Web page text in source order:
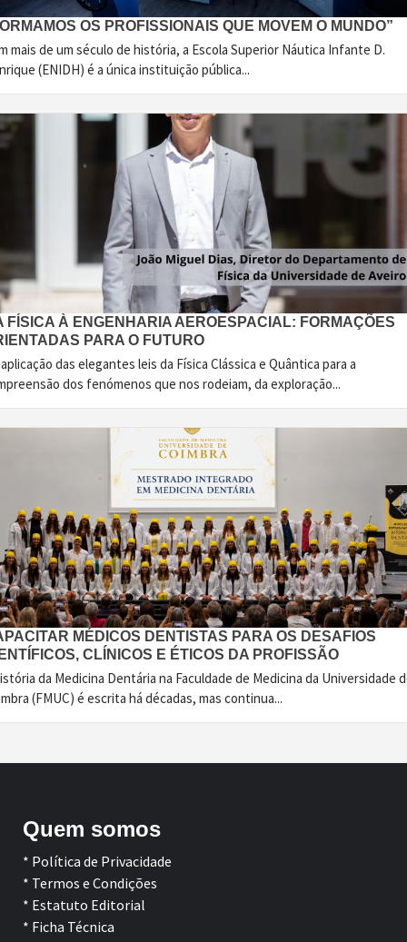
OS PROFISSIONAIS QUE MOVEM O MUNDO”
mais de um século de história, a Escola Superior Náutica Infante D.
(ENIDH) é a única instituição pública...
FÍSICA À ENGENHARIA AEROESPACIAL: FORMAÇÕES
PARA O FUTURO
das elegantes leis da Física Clássica e Quântica para a
dos fenómenos que nos rodeiam, da exploração...
MÉDICOS DENTISTAS PARA OS DESAFIOS
CLÍNICOS E ÉTICOS DA PROFISSÃO
da Medicina Dentária na Faculdade de Medicina da Universidade
(FMUC) é escrita há décadas, mas continua...
Quem somos
* Política de Privacidade
* Termos e Condições
* Estatuto Editorial
* Ficha Técnica